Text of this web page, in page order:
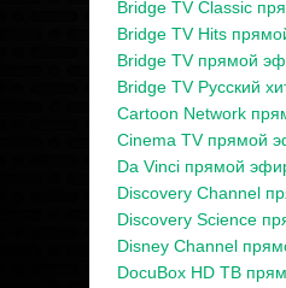
Bridge TV Classic
Bridge TV Hits
Bridge TV прямой
Bridge TV Русский
Cartoon Network
Cinema TV прямой
Da Vinci прямой
Discovery Channel
Discovery Science
Disney Channel
DocuBox HD ТВ